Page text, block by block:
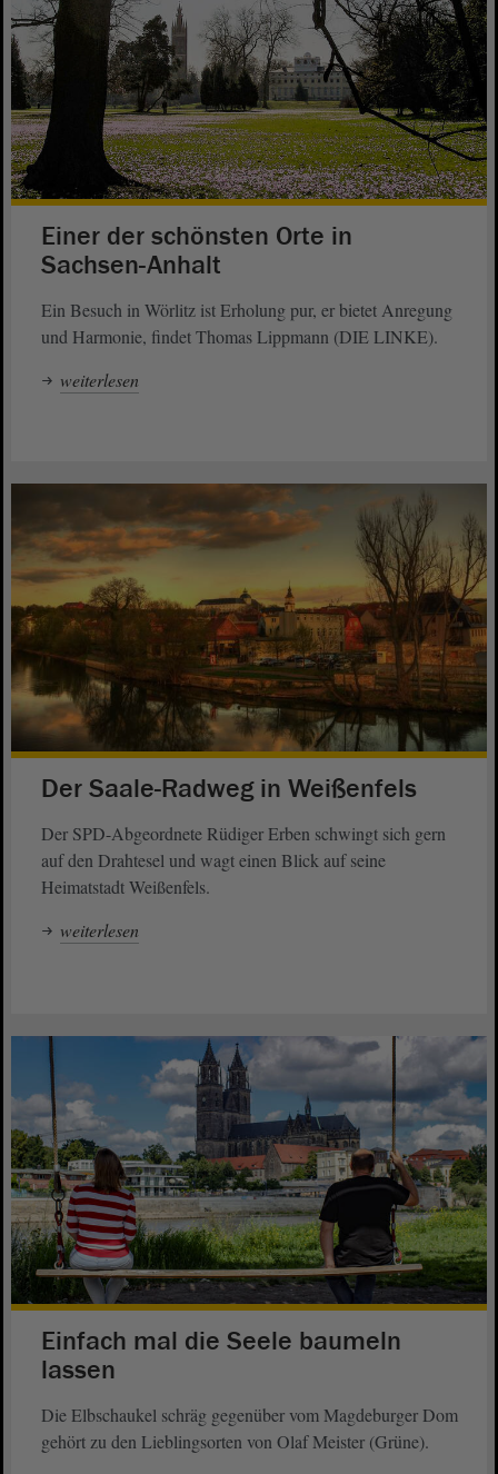
Einer der schönsten Orte in
Sachsen-Anhalt
Ein Besuch in Wörlitz ist Erholung pur, er bietet Anregung
und Harmonie, findet Thomas Lippmann (DIE LINKE).
weiterlesen
Der Saale-Radweg in Weißenfels
Der SPD-Abgeordnete Rüdiger Erben schwingt sich gern
auf den Drahtesel und wagt einen Blick auf seine
Heimatstadt Weißenfels.
weiterlesen
Einfach mal die Seele baumeln
lassen
Die Elbschaukel schräg gegenüber vom Magdeburger Dom
gehört zu den Lieblingsorten von Olaf Meister (Grüne).